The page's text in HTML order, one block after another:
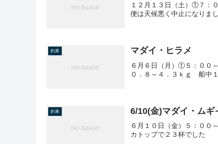
１２月１３日（土）①７
便は天候悪く中止になりま
釣果 マダイ・ヒラメ
６月６日（月）①５：０
０．８～４．３ｋｇ 船中
釣果 6/10(金)マダイ・ムギ
６月１０日（金）５：００
カトップで２３杯でした